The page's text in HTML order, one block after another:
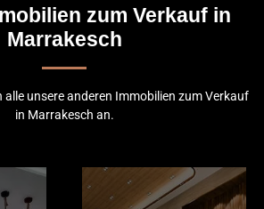
zum Verkauf in
Marrakesch
alle unsere anderen Immobilien zum Verkauf
in Marrakesch an.